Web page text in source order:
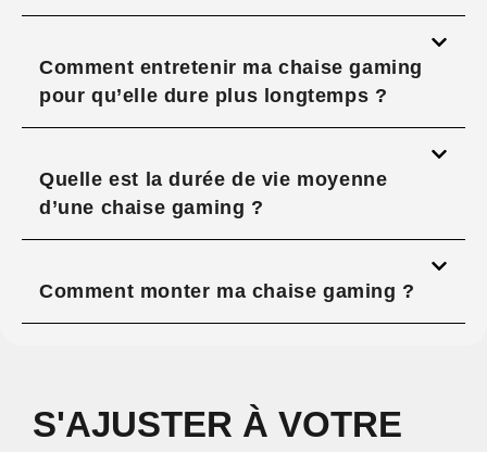
Comment entretenir ma chaise gaming
pour qu’elle dure plus longtemps ?
Quelle est la durée de vie moyenne
d’une chaise gaming ?
Comment monter ma chaise gaming ?
S'AJUSTER À VOTRE